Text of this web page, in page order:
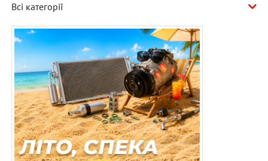
Всі категорії